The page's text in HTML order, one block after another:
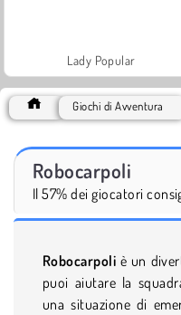
Lady Popular
Giochi di Avventura
Robocarpoli
Il 57% dei giocatori
Robocarpoli è un
puoi aiutare la
una situazione di